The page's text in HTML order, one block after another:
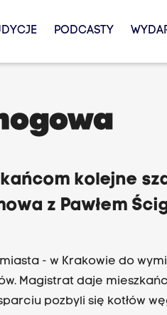
PODCASTY
kolejne
z Pawłem
- w Krakowie do
Magistrat daje
pozbyli się kotłów